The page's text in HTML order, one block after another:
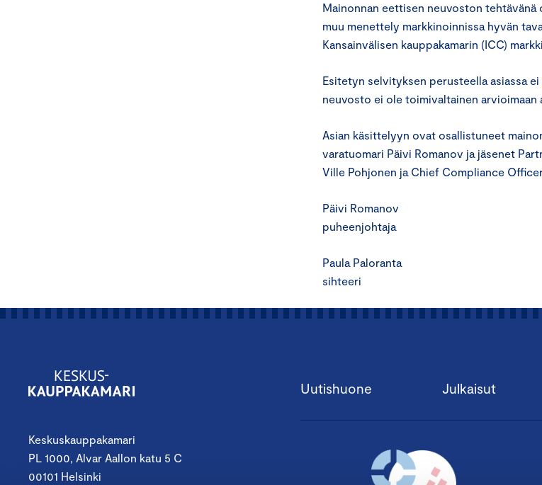
Mainonnan eettisen neuvoston tehtävänä
muu menettely markkinoinnissa hyvän
Kansainvälisen kauppakamarin (ICC)
Esitetyn selvityksen perusteella asiassa
neuvosto ei ole toimivaltainen arvioimaan
Asian käsittelyyn ovat osallistuneet
varatuomari Päivi Romanov ja jäsenet
Ville Pohjonen ja Chief Compliance
Päivi Romanov
puheenjohtaja
Paula Paloranta
sihteeri
Keskuskauppakamari
PL 1000, Alvar Aallon katu 5 C
00101 Helsinki
Uutishuone Julkaisut